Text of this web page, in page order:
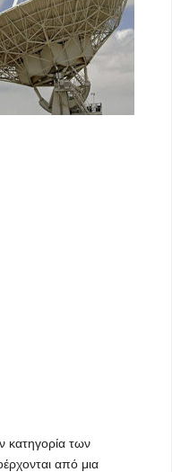
κατηγορία των
από μια